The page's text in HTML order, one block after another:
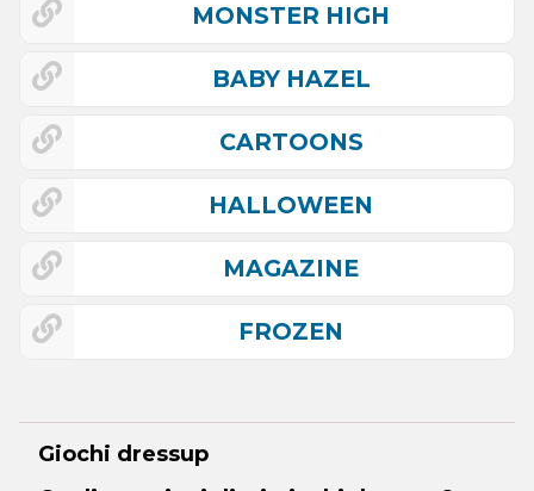
MONSTER HIGH
BABY HAZEL
CARTOONS
HALLOWEEN
MAGAZINE
FROZEN
Giochi dressup